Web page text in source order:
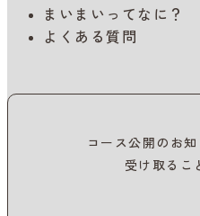
まいまいってなに？
よくある質問
コース公開のお
受け取るこ